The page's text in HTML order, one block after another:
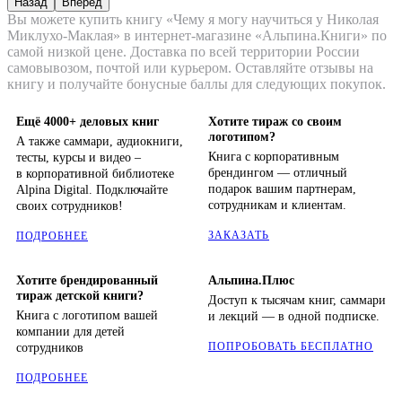
Вы можете купить книгу «Чему я могу научиться у Николая
Миклухо-Маклая» в интернет-магазине «Альпина.Книги» по
самой низкой цене. Доставка по всей территории России
самовывозом, почтой или курьером. Оставляйте отзывы на
книгу и получайте бонусные баллы для следующих покупок.
Ещё 4000+ деловых книг
А также саммари, аудиокниги,
тесты, курсы и видео –
в корпоративной библиотеке
Alpina Digital. Подключайте
своих сотрудников!
ПОДРОБНЕЕ
Хотите тираж со своим
логотипом?
Книга с корпоративным
брендингом — отличный
подарок вашим партнерам,
сотрудникам и клиентам.
ЗАКАЗАТЬ
Хотите брендированный
тираж детской книги?
Книга с логотипом вашей
компании для детей
сотрудников
ПОДРОБНЕЕ
Альпина.Плюс
Доступ к тысячам книг, саммари
и лекций — в одной подписке.
ПОПРОБОВАТЬ БЕСПЛАТНО